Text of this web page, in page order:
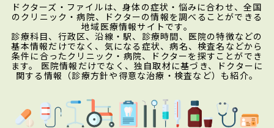
ドクターズ・ファイルは、身体の症状・悩みに合わせ、全国
のクリニック・病院、ドクターの情報を調べることができる
地域医療情報サイトです。
診療科目、行政区、沿線・駅、診療時間、医院の特徴などの
基本情報だけでなく、気になる症状、病名、検査名などから
条件に合ったクリニック・病院、ドクターを探すことができ
ます。 医院情報だけでなく、独自取材に基づき、ドクターに
関する情報（診療方針や得意な治療・検査など）も紹介。